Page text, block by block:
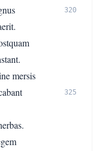
320
mersis
325